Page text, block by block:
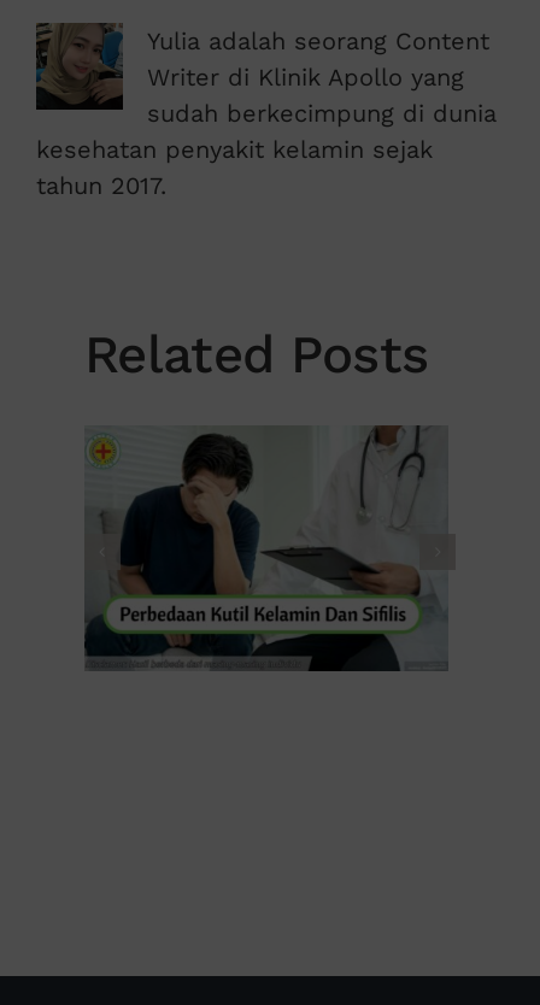
Yulia adalah seorang Content
Writer di Klinik Apollo yang
sudah berkecimpung di dunia
kesehatan penyakit kelamin sejak
tahun 2017.
Related Posts